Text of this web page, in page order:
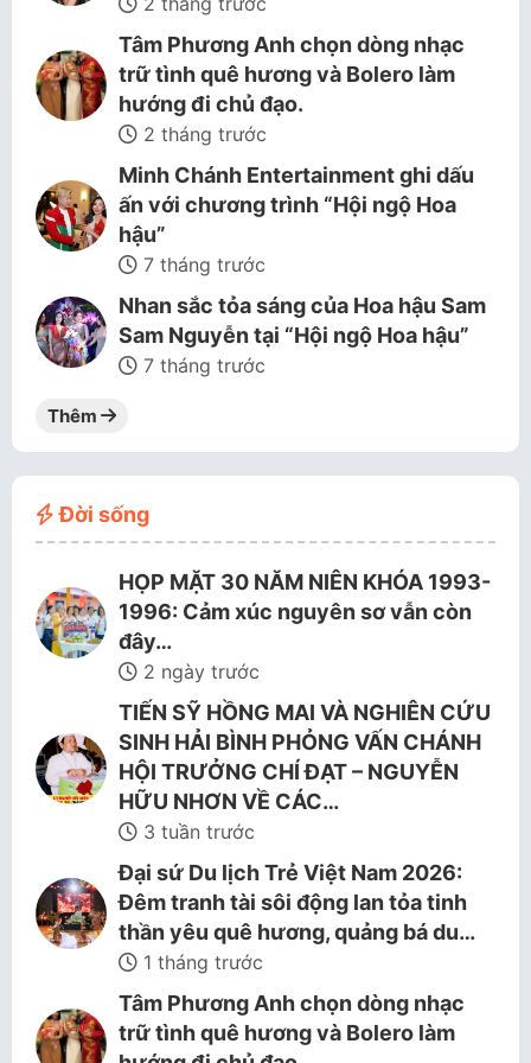
Tâm Phương Anh chọn dòng nhạc
trữ tình quê hương và Bolero làm
hướng đi chủ đạo.
2 tháng trước
Minh Chánh Entertainment ghi dấu
ấn với chương trình “Hội ngộ Hoa
hậu”
7 tháng trước
Nhan sắc tỏa sáng của Hoa hậu Sam
Sam Nguyễn tại “Hội ngộ Hoa hậu”
7 tháng trước
Thêm
Đời sống
HỌP MẶT 30 NĂM NIÊN KHÓA 1993-
1996: Cảm xúc nguyên sơ vẫn còn
đây…
2 ngày trước
TIẾN SỸ HỒNG MAI VÀ NGHIÊN CỨU
SINH HẢI BÌNH PHỎNG VẤN CHÁNH
HỘI TRƯỞNG CHÍ ĐẠT – NGUYỄN
HỮU NHƠN VỀ CÁC…
3 tuần trước
Đại sứ Du lịch Trẻ Việt Nam 2026:
Đêm tranh tài sôi động lan tỏa tinh
thần yêu quê hương, quảng bá du…
1 tháng trước
Tâm Phương Anh chọn dòng nhạc
trữ tình quê hương và Bolero làm